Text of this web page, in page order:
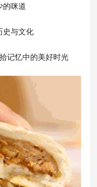
的咪道
史与文化
记忆中的美好时光